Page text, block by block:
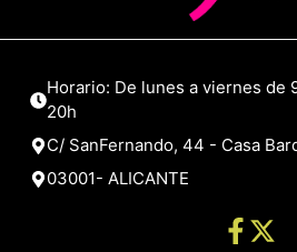
Horario: De lunes a viernes de
20h
C/ SanFernando, 44 - Casa
03001- ALICANTE